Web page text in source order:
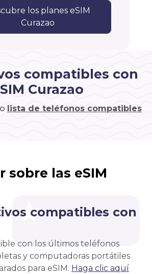
los planes eSIM
Curazao
compatibles con
Curazao
lista de teléfonos compatibles
sobre las eSIM
compatibles con
con los últimos teléfonos
y computadoras portátiles
para eSIM. Haga clic aquí